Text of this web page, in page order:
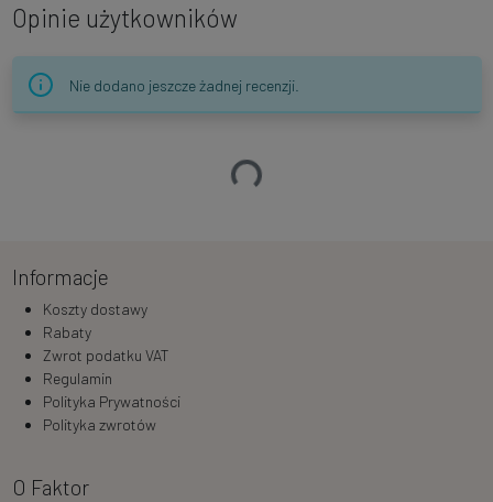
Opinie użytkowników
Nie dodano jeszcze żadnej recenzji.
Ładowanie…
Informacje
Koszty dostawy
Rabaty
Zwrot podatku VAT
Regulamin
Polityka Prywatności
Polityka zwrotów
O Faktor